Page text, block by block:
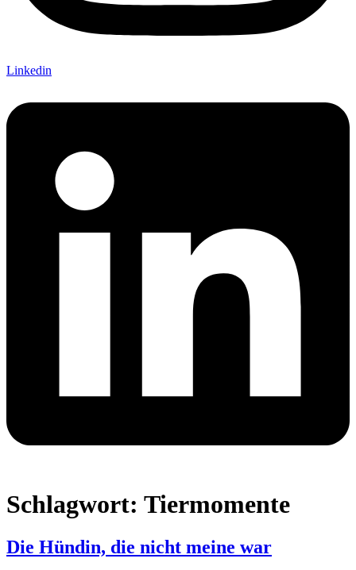
Linkedin
Schlagwort: Tiermomente
Die Hündin, die nicht meine war